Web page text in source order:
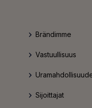
Brändimme
Vastuullisuus
Sijoittajat